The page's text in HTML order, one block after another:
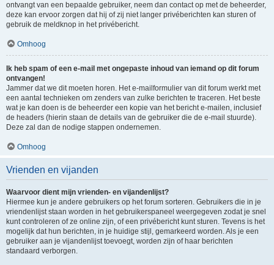
ontvangt van een bepaalde gebruiker, neem dan contact op met de beheerder,
deze kan ervoor zorgen dat hij of zij niet langer privéberichten kan sturen of
gebruik de meldknop in het privébericht.
Omhoog
Ik heb spam of een e-mail met ongepaste inhoud van iemand op dit forum
ontvangen!
Jammer dat we dit moeten horen. Het e-mailformulier van dit forum werkt met
een aantal technieken om zenders van zulke berichten te traceren. Het beste
wat je kan doen is de beheerder een kopie van het bericht e-mailen, inclusief
de headers (hierin staan de details van de gebruiker die de e-mail stuurde).
Deze zal dan de nodige stappen ondernemen.
Omhoog
Vrienden en vijanden
Waarvoor dient mijn vrienden- en vijandenlijst?
Hiermee kun je andere gebruikers op het forum sorteren. Gebruikers die in je
vriendenlijst staan worden in het gebruikerspaneel weergegeven zodat je snel
kunt controleren of ze online zijn, of een privébericht kunt sturen. Tevens is het
mogelijk dat hun berichten, in je huidige stijl, gemarkeerd worden. Als je een
gebruiker aan je vijandenlijst toevoegt, worden zijn of haar berichten
standaard verborgen.